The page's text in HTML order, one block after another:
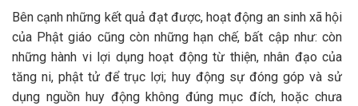
Bên cạnh những kết quả đạt được, hoạt động an sinh xã hội
của Phật giáo cũng còn những hạn chế, bất cập như: còn
những hành vi lợi dụng hoạt động từ thiện, nhân đạo của
tăng ni, phật tử để trục lợi; huy động sự đóng góp và sử
dụng nguồn huy động không đúng mục đích, hoặc chưa